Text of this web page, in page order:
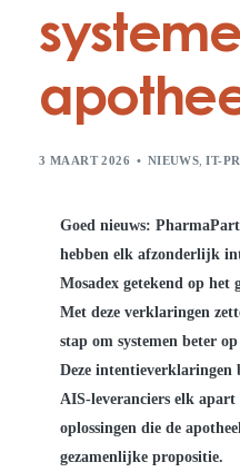
3 MAART 2026 NIEUWS ,IT-
Goed nieuws:
hebben elk afzonderlijk
Mosadex getekend op
Met deze verklaringen
stap om systemen beter
Deze intentieverklaringen
AIS-leveranciers elk apart
oplossingen die de
gezamenlijke propositie.